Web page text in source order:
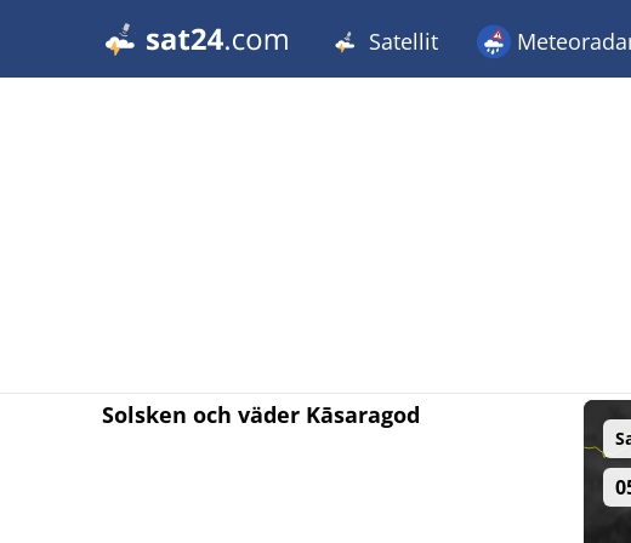
Satellit
Solsken och väder Kāsaragod